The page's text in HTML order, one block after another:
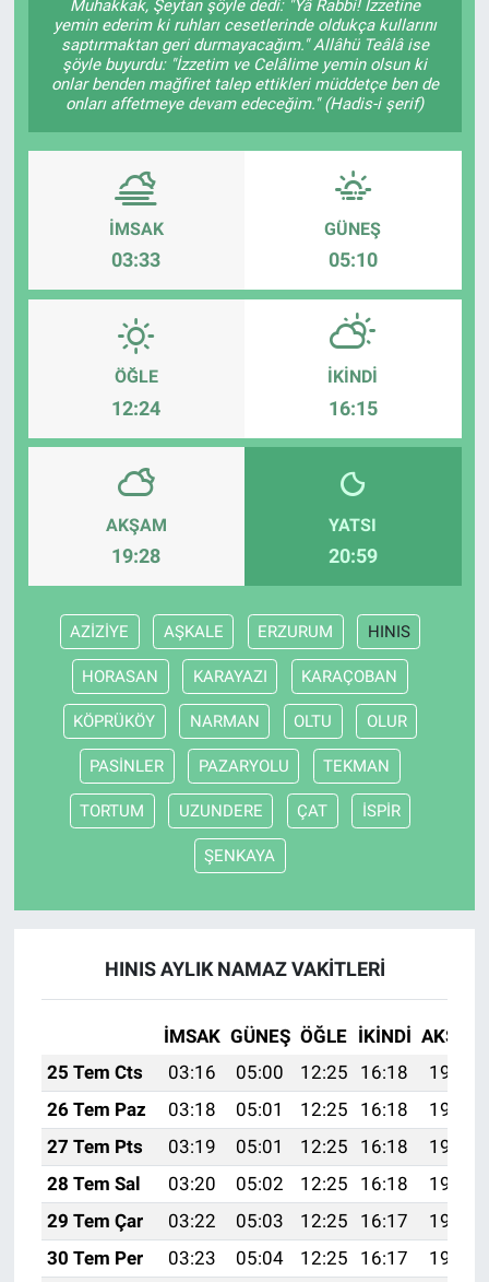
Muhakkak, Şeytan şöyle dedi: "Yâ Rabbi! İzzetine
yemin ederim ki ruhları cesetlerinde oldukça kullarını
saptırmaktan geri durmayacağım." Allâhü Teâlâ ise
şöyle buyurdu: "İzzetim ve Celâlime yemin olsun ki
onlar benden mağfiret talep ettikleri müddetçe ben de
onları affetmeye devam edeceğim." (Hadis-i şerif)
İMSAK
03:33
GÜNEŞ
05:10
ÖĞLE
12:24
İKINDI
16:15
AKŞAM
19:28
YATSI
20:59
AZİZİYE AŞKALE ERZURUM HINIS
HORASAN KARAYAZI KARAÇOBAN
KÖPRÜKÖY NARMAN OLTU OLUR
PASİNLER PAZARYOLU TEKMAN
TORTUM UZUNDERE ÇAT İSPİR
ŞENKAYA
HINIS AYLIK NAMAZ VAKITLERI
İMSAK GÜNEŞ ÖĞLE İKINDI AKŞAM
25 Tem Cts
03:16 05:00 12:25 16:18
19:40
26 Tem Paz
03:18 05:01 12:25 16:18
19:39
27 Tem Pts
03:19 05:01 12:25 16:18
19:38
28 Tem Sal
03:20 05:02 12:25 16:18
19:37
29 Tem Çar
03:22 05:03 12:25 16:17
19:36
30 Tem Per
03:23 05:04 12:25 16:17
19:35